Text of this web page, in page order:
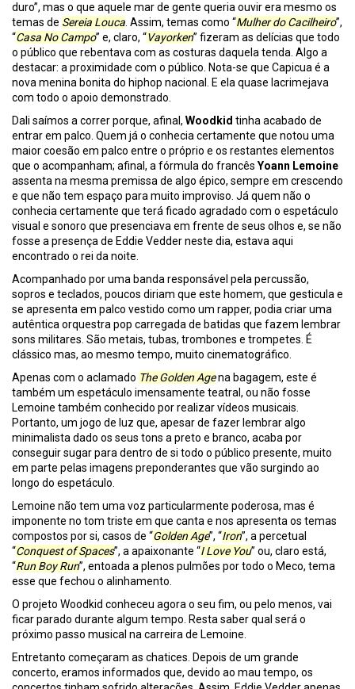
duro”, mas o que aquele mar de gente queria ouvir era mesmo os
temas de Sereia Louca. Assim, temas como “Mulher do Cacilheiro”,
“Casa No Campo” e, claro, “Vayorken” fizeram as delícias que todo
o público que rebentava com as costuras daquela tenda. Algo a
destacar: a proximidade com o público. Nota-se que Capicua é a
nova menina bonita do hiphop nacional. E ela quase lacrimejava
com todo o apoio demonstrado.
Dali saímos a correr porque, afinal, Woodkid tinha acabado de
entrar em palco. Quem já o conhecia certamente que notou uma
maior coesão em palco entre o próprio e os restantes elementos
que o acompanham; afinal, a fórmula do francês Yoann Lemoine
assenta na mesma premissa de algo épico, sempre em crescendo
e que não tem espaço para muito improviso. Já quem não o
conhecia certamente que terá ficado agradado com o espetáculo
visual e sonoro que presenciava em frente de seus olhos e, se não
fosse a presença de Eddie Vedder neste dia, estava aqui
encontrado o rei da noite.
Acompanhado por uma banda responsável pela percussão,
sopros e teclados, poucos diriam que este homem, que gesticula e
se apresenta em palco vestido como um rapper, podia criar uma
autêntica orquestra pop carregada de batidas que fazem lembrar
sons militares. São metais, tubas, trombones e trompetes. É
clássico mas, ao mesmo tempo, muito cinematográfico.
Apenas com o aclamado The Golden Agena bagagem, este é
também um espetáculo imensamente teatral, ou não fosse
Lemoine também conhecido por realizar vídeos musicais.
Portanto, um jogo de luz que, apesar de fazer lembrar algo
minimalista dado os seus tons a preto e branco, acaba por
conseguir sugar para dentro de si todo o público presente, muito
em parte pelas imagens preponderantes que vão surgindo ao
longo do espetáculo.
Lemoine não tem uma voz particularmente poderosa, mas é
imponente no tom triste em que canta e nos apresenta os temas
compostos por si, casos de “Golden Age”, “Iron”, a percetual
“Conquest of Spaces”, a apaixonante “I Love You” ou, claro está,
“Run Boy Run”, entoada a plenos pulmões por todo o Meco, tema
esse que fechou o alinhamento.
O projeto Woodkid conheceu agora o seu fim, ou pelo menos, vai
ficar parado durante algum tempo. Resta saber qual será o
próximo passo musical na carreira de Lemoine.
Entretanto começaram as chatices. Depois de um grande
concerto, eramos informados que, devido ao mau tempo, os